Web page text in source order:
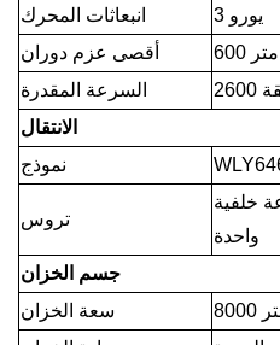
انبعاثات المحرك
يورو 3
أقصى عزم دوران
متر
السرعة المقدرة
الانتقال
نموذج
تروس
خلفية
واحدة
جسم الخزان
سعة الخزان
لتر